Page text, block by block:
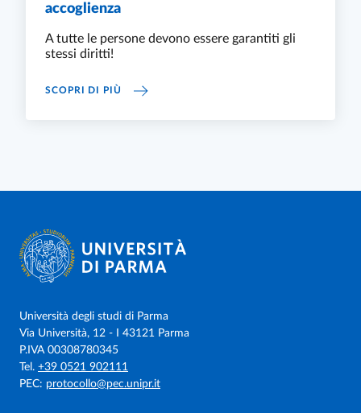
accoglienza
A tutte le persone devono essere garantiti gli
stessi diritti!
SCOPRI DI PIÙ PROGETTI DI INCLUSIONE SOCIALE E
Università degli studi di Parma
Via Università, 12 - I 43121 Parma
P.IVA 00308780345
Tel. +39 0521 902111
PEC: protocollo@pec.unipr.it